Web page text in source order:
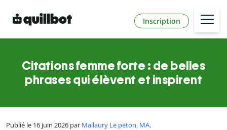
Inscription
Citations femme forte : de belles
phrases qui élèvent et inspirent
Publié le 16 juin 2026 par Mallaury Le peton, MA.